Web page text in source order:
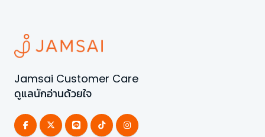
Jamsai Customer Care
ดูแลนักอ่านด้วยใจ